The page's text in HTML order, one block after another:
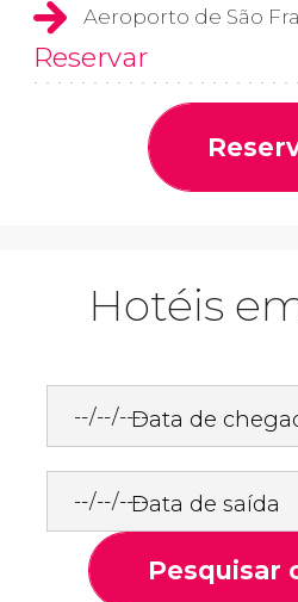
Aeroporto de São
Reservar
Hotéis
Data de
Data de saída
Pesquisar